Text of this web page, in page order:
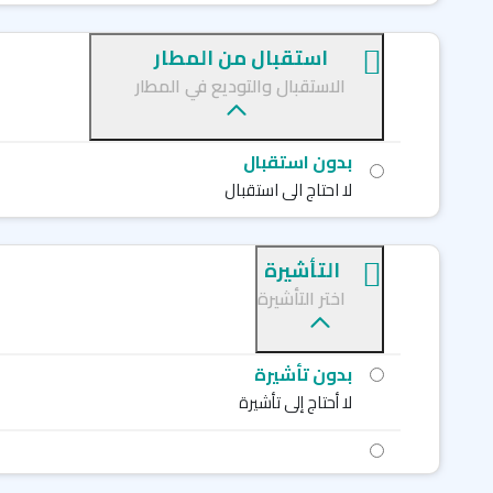
استقبال من المطار
الاستقبال والتوديع في المطار
بدون استقبال
لا احتاج الى استقبال
التأشيرة
اختر التأشيرة
بدون تأشيرة
لا أحتاج إلى تأشيرة